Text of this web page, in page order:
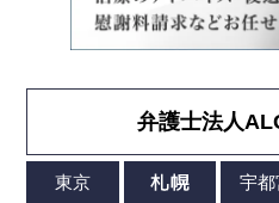
弁護士法人